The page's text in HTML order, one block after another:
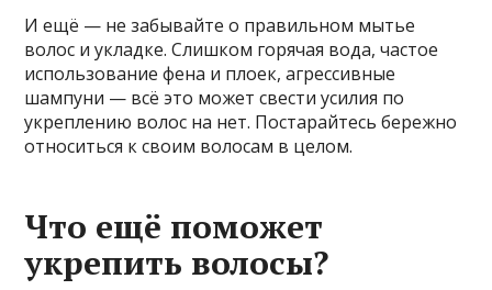
И ещё — не забывайте о правильном мытье
волос и укладке. Слишком горячая вода, частое
использование фена и плоек, агрессивные
шампуни — всё это может свести усилия по
укреплению волос на нет. Постарайтесь бережно
относиться к своим волосам в целом.
Что ещё поможет
укрепить волосы?